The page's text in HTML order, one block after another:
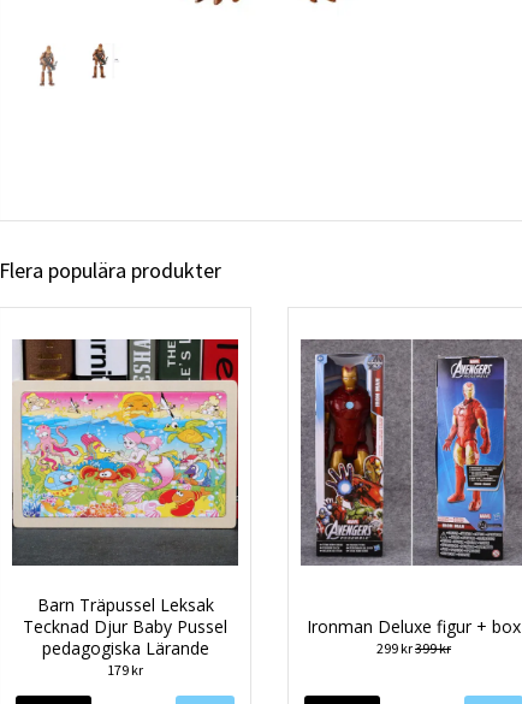
Flera populära produkter
Barn Träpussel Leksak
Tecknad Djur Baby Pussel
pedagogiska Lärande
179 kr
Ironman Deluxe figur + box
299 kr399 kr